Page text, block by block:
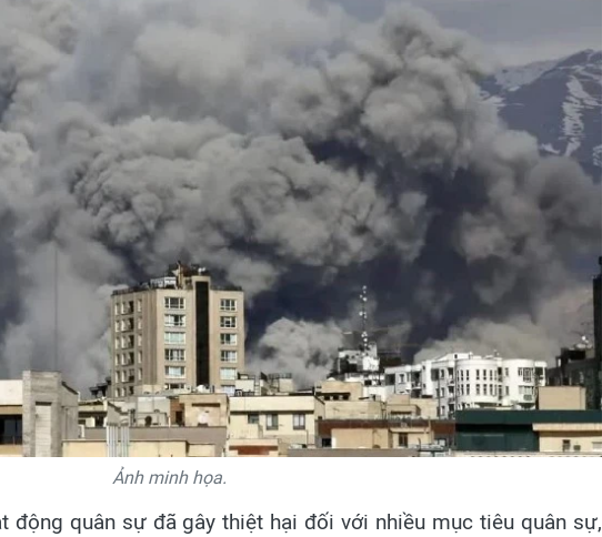
Ảnh minh họa.
động quân sự đã gây thiệt hại đối với nhiều mục tiêu quân sự,